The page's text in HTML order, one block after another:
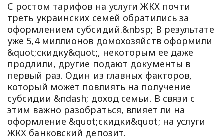
С ростом тарифов на услуги ЖКХ почти
треть украинских семей обратились за
оформлением субсидий.&nbsp; В результате
уже 5,4 миллионов домохозяйств оформили
&quot;скидку&quot;, некоторым ее даже
продлили, другие подают документы в
первый раз. Один из главных факторов,
который может повлиять на получение
субсидии &ndash; доход семьи. В связи с
этим важно разобраться, влияет ли на
оформление &quot;скидки&quot; на услуги
ЖКХ банковский депозит.